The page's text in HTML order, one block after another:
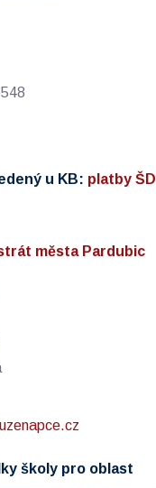
u KB: platby ŠD
města Pardubic
školy pro oblast